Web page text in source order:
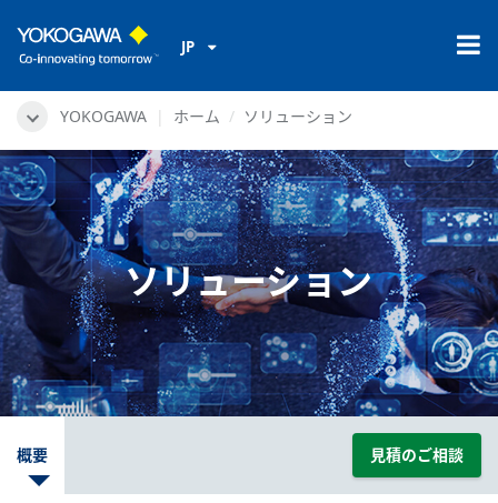
JP
YOKOGAWA ホーム ソリューション
ソリューション
概要 見積のご相談